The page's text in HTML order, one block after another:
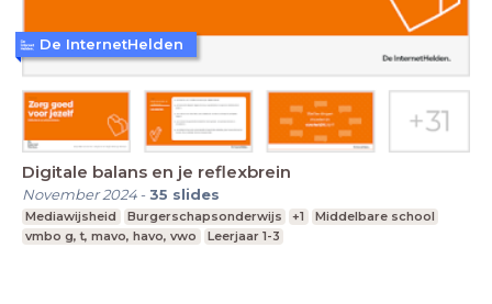
Digitale balans en je reflexbrein
November 2024-35 slides
Mediawijsheid Burgerschapsonderwijs +1
Middelbare school
vmbo g, t, mavo, havo, vwo
Leerjaar 1-3
De InternetHelden